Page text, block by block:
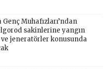
Muhafızları’ndan
sakinlerine yangın
jeneratörler konusunda